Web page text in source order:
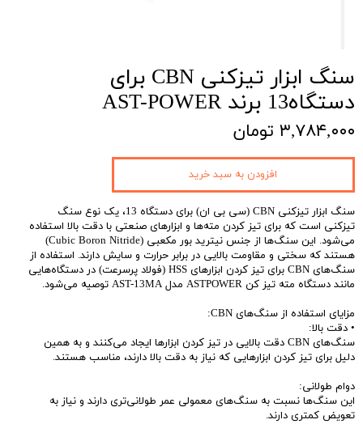
سنگ ابزار تیزکنی CBN برای
دستگاه13 برند AST-POWER
۳,۷۸۴,۰۰۰ تومان
سنگ ابزار تیزکنی CBN (سی بی ان) برای دستگاه 13، یک نوع سنگ
تیزکنی است که برای تیز کردن مته‌ها و ابزارهای صنعتی با دقت بالا استفاده
می‌شود. این سنگ‌ها از جنس نیترید بور مکعبی (Cubic Boron Nitride)
هستند که سختی و مقاومت بالایی در برابر حرارت و سایش دارند. استفاده از
سنگ‌های CBN برای تیز کردن ابزارهای HSS (فولاد پرسرعت) در دستگاه‌هایی
مانند دستگاه مته تیز کن ASTPOWER مدل AST-13MA توصیه می‌شود.
مزایای استفاده از سنگ‌های CBN:
• دقت بالا:
سنگ‌های CBN دقت بالایی در تیز کردن ابزارها ایجاد می‌کنند و به همین
دلیل برای تیز کردن ابزارهایی که نیاز به دقت بالا دارند، مناسب هستند.
دوام طولانی:
این سنگ‌ها نسبت به سنگ‌های معمولی عمر طولانی‌تری دارند و نیاز به
تعویض کمتری دارند.
افزودن به سبد خرید